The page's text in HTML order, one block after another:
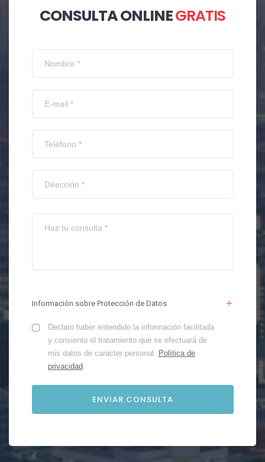
CONSULTA ONLINEGRATIS
Información sobre Protección de Datos
Declaro haber entendido la información facilitada
y consiento el tratamiento que se efectuará de
mis datos de carácter personal. Política de
privacidad.